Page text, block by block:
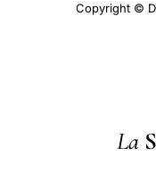
Copyright ©
La